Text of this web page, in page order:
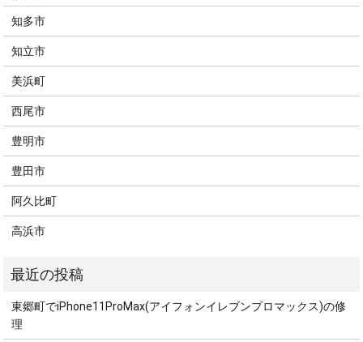
知多市
知立市
美浜町
西尾市
豊明市
豊田市
阿久比町
高浜市
東郷町でiPhone11ProMax(アイフォンイレブンプロマックス)の修
理